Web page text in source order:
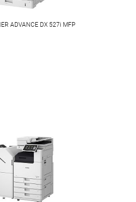
ADVANCE DX 527i MFP